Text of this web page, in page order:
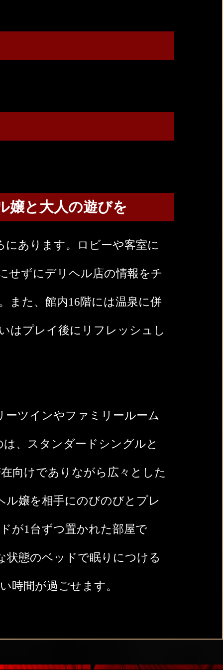
嬢と大人の遊びを
あります。ロビーや客室に
せずにデリヘル店の情報をチ
また、館内16階には温泉に併
はプレイ後にリフレッシュし
ツインやファミリールーム
、スタンダードシングルと
向けでありながら広々とした
ル嬢を相手にのびのびとプレ
が1台ずつ置かれた部屋で
状態のベッドで眠りにつける
時間が過ごせます。